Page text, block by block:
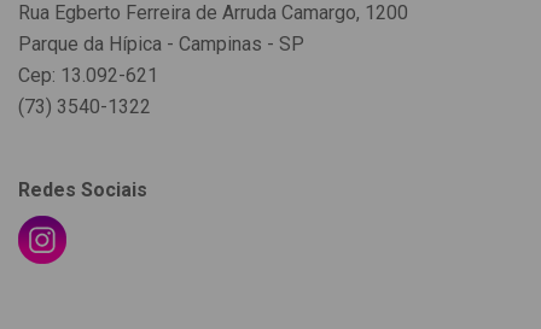
Rua Egberto Ferreira de Arruda Camargo, 1200
Parque da Hípica - Campinas - SP
Cep: 13.092-621
(73) 3540-1322
Redes Sociais